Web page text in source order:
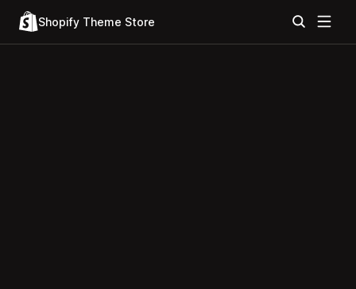
Shopify Theme Store